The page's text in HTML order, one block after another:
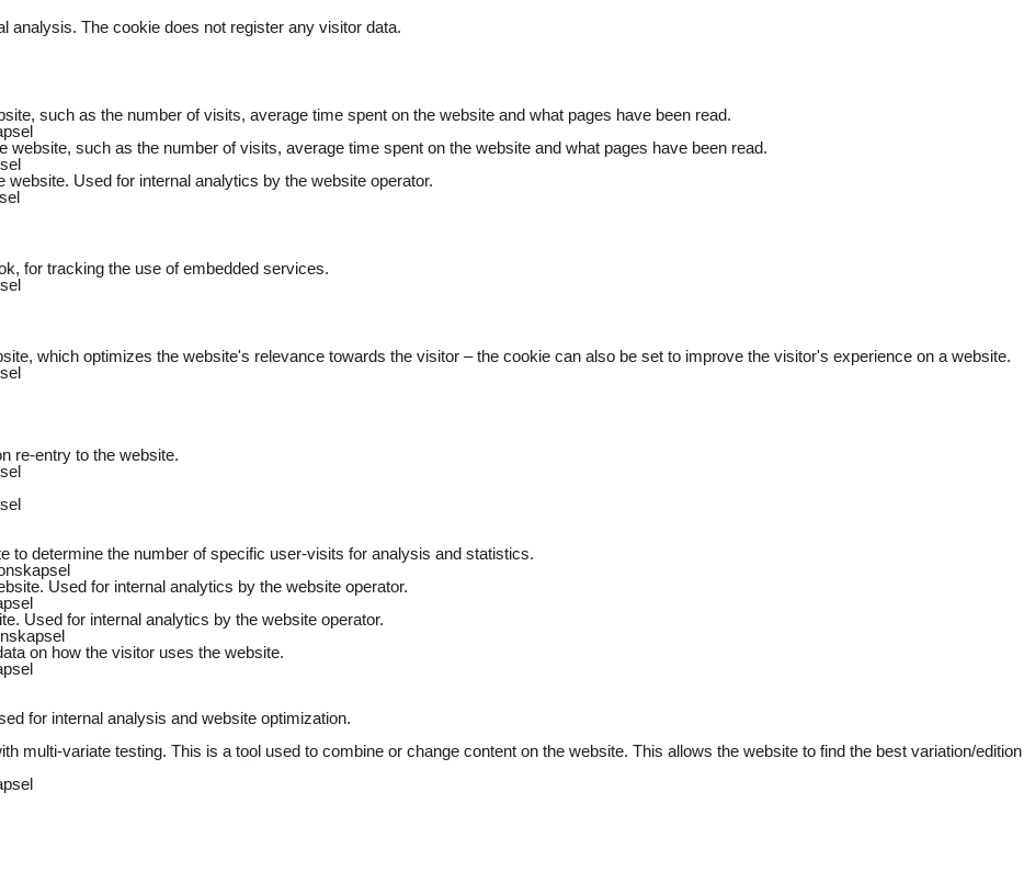
analysis. The cookie does not register any visitor data.
such as the number of visits, average time spent on the website and what pages have been read.
such as the number of visits, average time spent on the website and what pages have been read.
Used for internal analytics by the website operator.
for tracking the use of embedded services.
which optimizes the website's relevance towards the visitor – the cookie can also be set to improve the visitor's experience on a website.
re-entry to the website.
to determine the number of specific user-visits for analysis and statistics.
Used for internal analytics by the website operator.
Used for internal analytics by the website operator.
on how the visitor uses the website.
for internal analysis and website optimization.
multi-variate testing. This is a tool used to combine or change content on the website. This allows the website to find the best variation/edition